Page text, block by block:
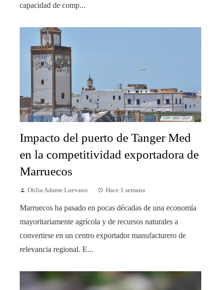
capacidad de comp...
Impacto del puerto de Tanger Med
en la competitividad exportadora de
Marruecos
Otilia Adame Luevano Hace 1 semana
Marruecos ha pasado en pocas décadas de una economía
mayoritariamente agrícola y de recursos naturales a
convertirse en un centro exportador manufacturero de
relevancia regional. E...